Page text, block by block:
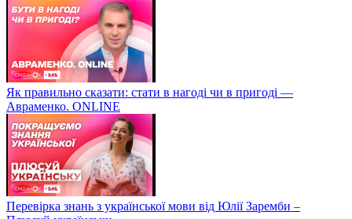
Як правильно сказати: стати в нагоді чи в пригоді —
Авраменко. ONLINE
Перевірка знань з української мови від Юлії Заремби –